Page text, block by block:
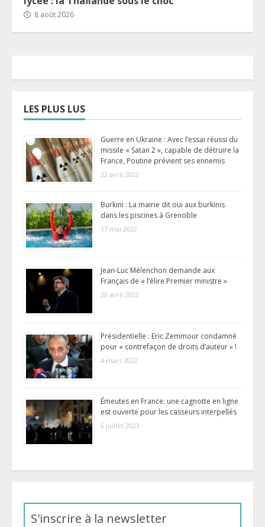
8 août 2026
LES PLUS LUS
Guerre en Ukraine : Avec l’essai réussi du
missile « Satan 2 », capable de détruire la
France, Poutine prévient ses ennemis
22 avril 2022
Burkini : La mairie dit oui aux burkinis
dans les piscines à Grenoble
17 mai 2022
Jean-Luc Mélenchon demande aux
Français de « l’élire Premier ministre »
20 avril 2022
Présidentielle : Eric Zemmour condamné
pour « contrefaçon de droits d’auteur » !
4 mars 2022
Émeutes en France: une cagnotte en ligne
est ouverte pour les casseurs interpellés
6 juillet 2023
S'inscrire à la newsletter